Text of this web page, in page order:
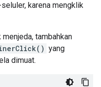
karena mengklik
tambahkan
yang
dimuat.